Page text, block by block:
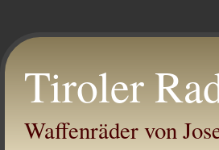
Tiroler
Waffenräder von